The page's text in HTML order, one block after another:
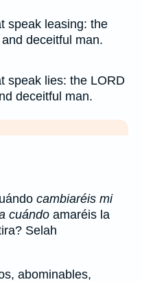
speak leasing: the
deceitful man.
speak lies: the LORD
deceitful man.
cambiaréis mi
cuándo amaréis la
Selah
abominables,